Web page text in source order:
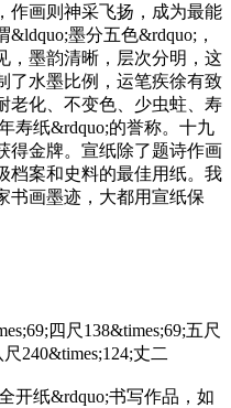
作画则神采飞扬，成为最能
墨分五色&rdquo;，
，墨韵清晰，层次分明，这
了水墨比例，运笔疾徐有致
老化、不变色、少虫蛀、寿
寿纸&rdquo;的誉称。十九
得金牌。宣纸除了题诗作画
档案和史料的最佳用纸。我
书画墨迹，大都用宣纸保
四尺138&times;69;五尺
240&times;124;丈二
纸&rdquo;书写作品，如